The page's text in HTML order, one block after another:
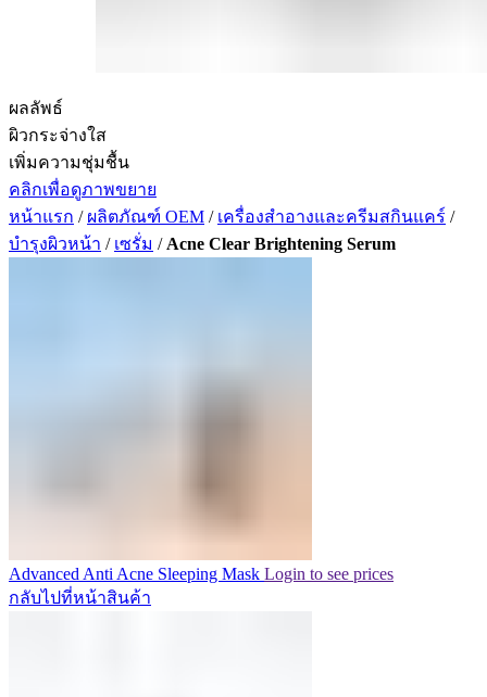
ผลลัพธ์
ผิวกระจ่างใส
เพิ่มความชุ่มชื้น
คลิกเพื่อดูภาพขยาย
หน้าแรก / ผลิตภัณฑ์ OEM / เครื่องสำอางและครีมสกินแคร์ /
บำรุงผิวหน้า / เซรั่ม / Acne Clear Brightening Serum
Advanced Anti Acne Sleeping Mask Login to see prices
กลับไปที่หน้าสินค้า